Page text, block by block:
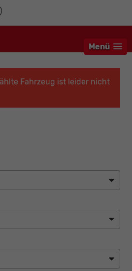
Menü
Fahrzeug ist leider nicht